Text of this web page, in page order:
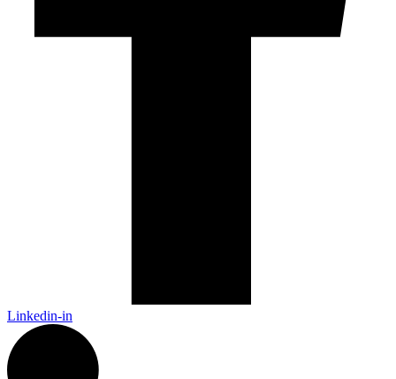
Linkedin-in